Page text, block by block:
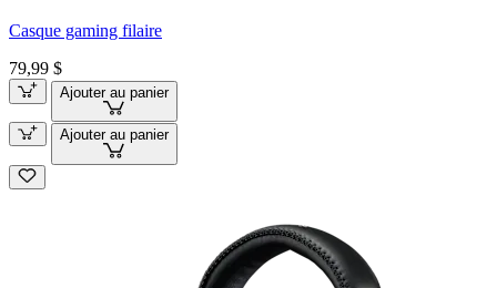
Casque gaming filaire
79,99 $
Ajouter au panier
Ajouter au panier